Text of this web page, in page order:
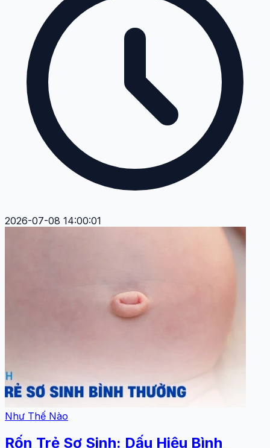
2026-07-08 14:00:01
Như Thế Nào
Rốn Trẻ Sơ Sinh: Dấu Hiệu Bình